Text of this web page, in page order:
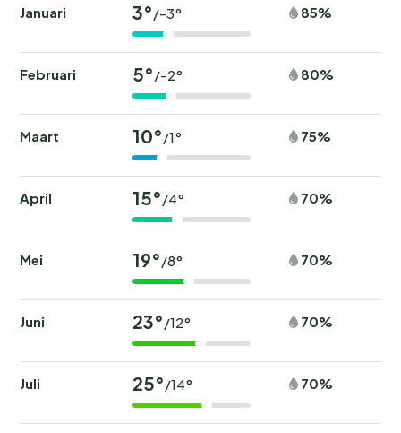
Januari 3° /-3° 85%
Februari 5° /-2° 80%
Maart 10° /1° 75%
April 15° /4° 70%
Mei 19° /8° 70%
Juni 23° /12° 70%
Juli 25° /14° 70%